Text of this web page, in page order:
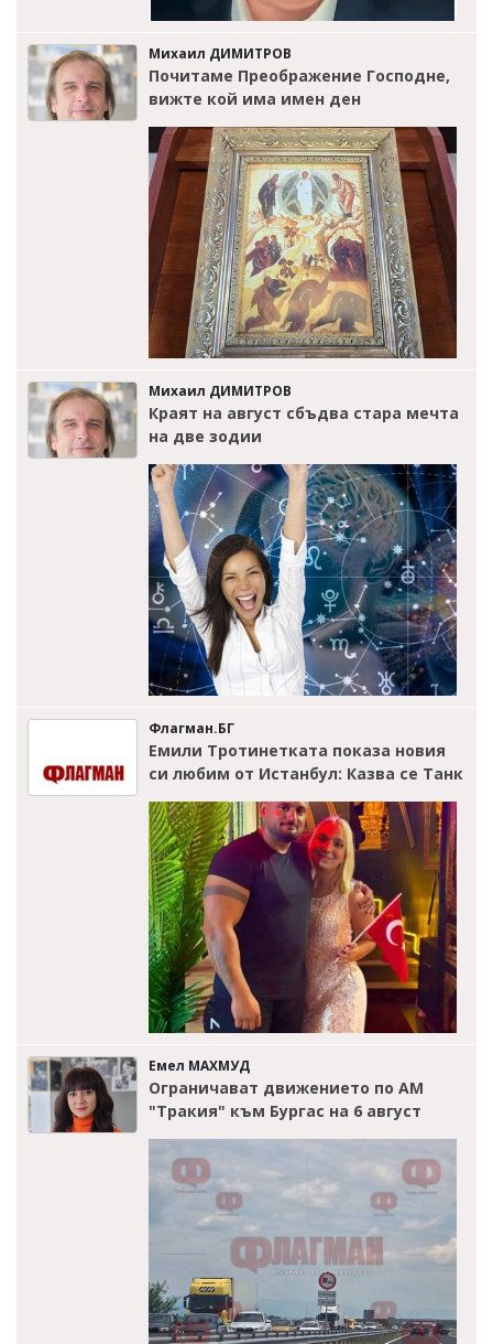
Михаил ДИМИТРОВ
Почитаме Преображение Господне,
вижте кой има имен ден
Михаил ДИМИТРОВ
Краят на август сбъдва стара мечта
на две зодии
Флагман.БГ
Емили Тротинетката показа новия
си любим от Истанбул: Казва се Танк
Емел МАХМУД
Ограничават движението по АМ
"Тракия" към Бургас на 6 август